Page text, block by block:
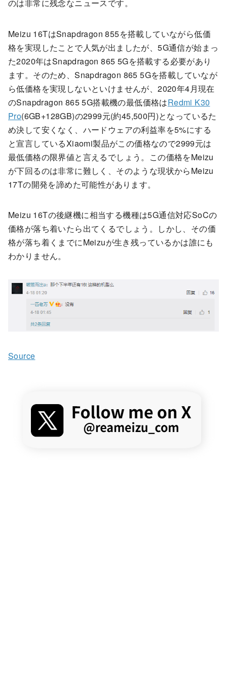
のは非常に残念なニュースです。
Meizu 16TはSnapdragon 855を搭載していながら低価
格を実現したことで人気が出ましたが、5G通信が始まっ
た2020年はSnapdragon 865 5Gを搭載する必要があり
ます。そのため、Snapdragon 865 5Gを搭載していなが
ら低価格を実現しないといけませんが、2020年4月現在
のSnapdragon 865 5G搭載機の最低価格はRedmi K30
Pro(6GB+128GB)の2999元(約45,500円)となっているた
め決して安くなく、ハードウェアの利益率を5%にする
と宣言しているXiaomi製品がこの価格なので2999元は
最低価格の限界値と言えるでしょう。この価格をMeizu
が下回るのは非常に難しく、そのような現状からMeizu
17Tの開発を諦めた可能性があります。
Meizu 16Tの後継機に相当する機種は5G通信対応SoCの
価格が落ち着いたら出てくるでしょう。しかし、その価
格が落ち着くまでにMeizuが生き残っているかは誰にも
わかりません。
Source